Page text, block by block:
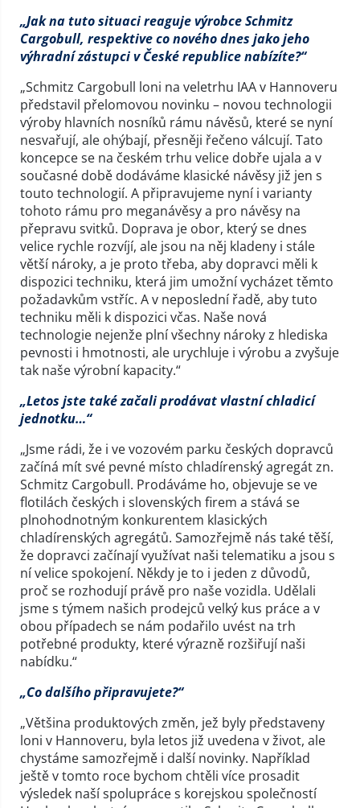
„Jak na tuto situaci reaguje výrobce Schmitz
Cargobull, respektive co nového dnes jako jeho
výhradní zástupci v České republice nabízíte?“
„Schmitz Cargobull loni na veletrhu IAA v Hannoveru
představil přelomovou novinku – novou technologii
výroby hlavních nosníků rámu návěsů, které se nyní
nesvařují, ale ohýbají, přesněji řečeno válcují. Tato
koncepce se na českém trhu velice dobře ujala a v
současné době dodáváme klasické návěsy již jen s
touto technologií. A připravujeme nyní i varianty
tohoto rámu pro meganávěsy a pro návěsy na
přepravu svitků. Doprava je obor, který se dnes
velice rychle rozvíjí, ale jsou na něj kladeny i stále
větší nároky, a je proto třeba, aby dopravci měli k
dispozici techniku, která jim umožní vycházet těmto
požadavkům vstříc. A v neposlední řadě, aby tuto
techniku měli k dispozici včas. Naše nová
technologie nejenže plní všechny nároky z hlediska
pevnosti i hmotnosti, ale urychluje i výrobu a zvyšuje
tak naše výrobní kapacity.“
„Letos jste také začali prodávat vlastní chladicí
jednotku…“
„Jsme rádi, že i ve vozovém parku českých dopravců
začíná mít své pevné místo chladírenský agregát zn.
Schmitz Cargobull. Prodáváme ho, objevuje se ve
flotilách českých i slovenských firem a stává se
plnohodnotným konkurentem klasických
chladírenských agregátů. Samozřejmě nás také těší,
že dopravci začínají využívat naši telematiku a jsou s
ní velice spokojení. Někdy je to i jeden z důvodů,
proč se rozhodují právě pro naše vozidla. Udělali
jsme s týmem našich prodejců velký kus práce a v
obou případech se nám podařilo uvést na trh
potřebné produkty, které výrazně rozšiřují naši
nabídku.“
„Co dalšího připravujete?“
„Většina produktových změn, jež byly představeny
loni v Hannoveru, byla letos již uvedena v život, ale
chystáme samozřejmě i další novinky. Například
ještě v tomto roce bychom chtěli více prosadit
výsledek naší spolupráce s korejskou společností